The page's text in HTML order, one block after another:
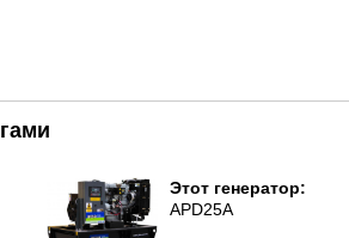
Этот генератор:
APD25A